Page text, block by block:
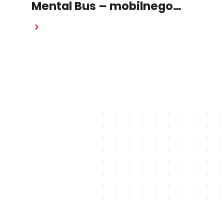
Mental Bus – mobilnego
punktu wsparcia